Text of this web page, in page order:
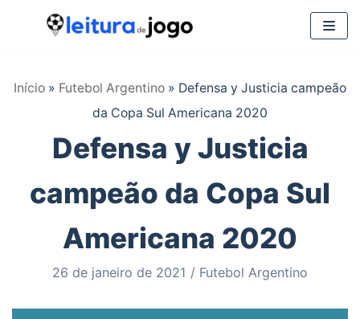
o
Início » Futebol Argentino » Defensa y Justicia campeão
da Copa Sul Americana 2020
Defensa y Justicia
campeão da Copa Sul
Americana 2020
26 de janeiro de 2021 Futebol Argentino